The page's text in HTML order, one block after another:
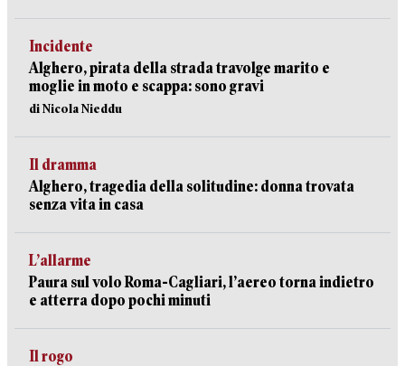
Incidente
Alghero, pirata della strada travolge marito e
moglie in moto e scappa: sono gravi
di Nicola Nieddu
Il dramma
Alghero, tragedia della solitudine: donna trovata
senza vita in casa
L’allarme
Paura sul volo Roma-Cagliari, l’aereo torna indietro
e atterra dopo pochi minuti
Il rogo